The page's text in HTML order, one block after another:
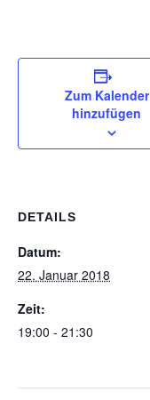
Zum Kalender
hinzufügen
DETAILS
Datum:
22. Januar 2018
Zeit:
19:00 - 21:30